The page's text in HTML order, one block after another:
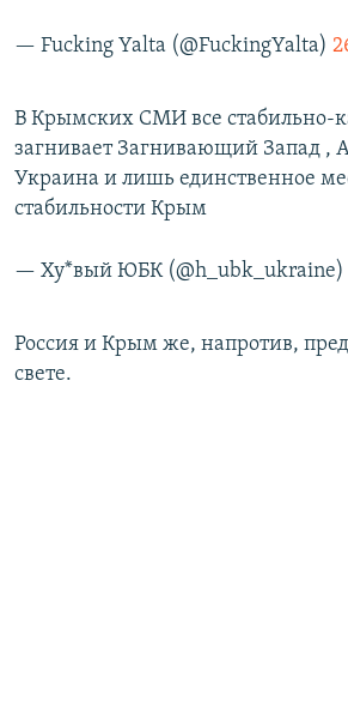
— Fucking Yalta (@FuckingYalta)
В Крымских СМИ все стабильно-
загнивает Загнивающий Запад ,
Украина и лишь единственное
стабильности Крым
— Ху*вый ЮБК (@h_ubk_ukraine)
Россия и Крым же, напротив,
свете.